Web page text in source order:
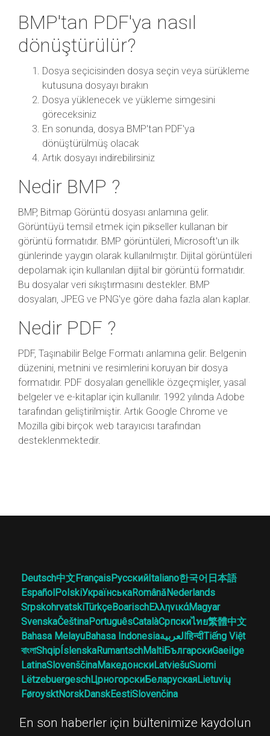
BMP'tan PDF'ya nasıl
dönüştürülür?
Dosya seçicisinden dosya seçin veya sürükleme
kutusuna dosyayı bırakın
Dosya yüklenecek ve yükleme simgesini
göreceksiniz
En sonunda, dosya BMP'tan PDF'ya
dönüştürülmüş olacak
Artık dosyayı indirebilirsiniz
Nedir BMP ?
BMP, Bitmap Görüntü dosyası anlamına gelir.
Görüntüyü temsil etmek için pikseller kullanan bir
görüntü formatıdır. BMP görüntüleri, Microsoft'un ilk
günlerinde yaygın olarak kullanılmıştır. Dijital görüntüleri
depolamak için kullanılan dijital bir görüntü formatıdır.
Bu dosyalar veri sıkıştırmasını destekler. BMP
dosyaları, JPEG ve PNG'ye göre daha fazla alan kaplar.
Nedir PDF ?
PDF, Taşınabilir Belge Formatı anlamına gelir. Belgenin
düzenini, metnini ve resimlerini koruyan bir dosya
formatıdır. PDF dosyaları genellikle özgeçmişler, yasal
belgeler ve e-kitaplar için kullanılır. 1992 yılında Adobe
tarafından geliştirilmiştir. Artık Google Chrome ve
Mozilla gibi birçok web tarayıcısı tarafından
desteklenmektedir.
Deutsch中文FrançaisРусскийItaliano한국어 日本語
EspañolPolskiУкраїнськаRomânăNederlands
SrpskohrvatskiTürkçeBoarischΕλληνικάMagyar
SvenskaČeštinaPortuguêsCatalàСрпскиไทย繁體中文
Bahasa MelayuBahasa Indonesiaالعربيةहिन्दीTiếng Việt
বাংলাShqipÍslenskaRumantschMaltiБългарскиGaeilge
LatinaSlovenščinaМакедонскиLatviešuSuomi
LëtzebuergeschЦрногорскиБеларускаяLietuvių
FøroysktNorskDanskEestiSlovenčina
En son haberler için bültenimize kaydolun